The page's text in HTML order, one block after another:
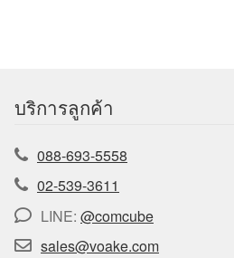
บริการลูกค้า
088-693-5558
02-539-3611
LINE: @comcube
sales@voake.com